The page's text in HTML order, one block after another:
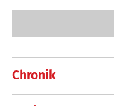
Chronik